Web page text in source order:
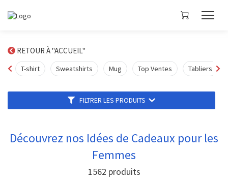
RETOUR À "ACCUEIL"
T-shirt Sweatshirts Mug Top Ventes Tabliers
FILTRER LES PRODUITS
Découvrez nos Idées de Cadeaux pour les
Femmes
1562 produits